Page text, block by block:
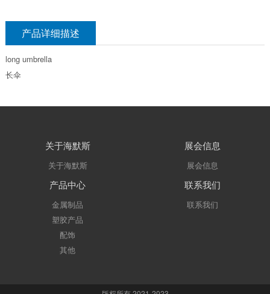
产品详细描述
long umbrella
长伞
关于海默斯
关于海默斯
展会信息
展会信息
产品中心
金属制品
塑胶产品
配饰
其他
联系我们
联系我们